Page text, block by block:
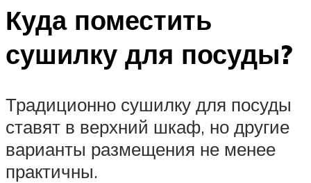
Куда поместить
сушилку для посуды?
Традиционно сушилку для посуды
ставят в верхний шкаф, но другие
варианты размещения не менее
практичны.